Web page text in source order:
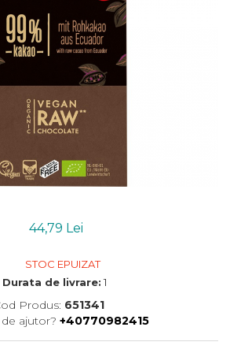
cafea
44,79 Lei
STOC EPUIZAT
Durata de livrare: 1
Produs: 651341
ajutor? +40770982415